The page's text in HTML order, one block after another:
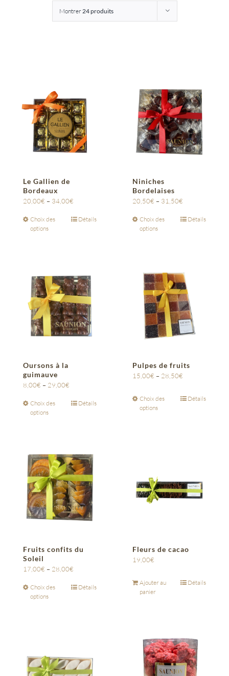
Montrer24 produits
Le Gallien de
Bordeaux
20,00€ – 34,00€
Choix des
options
Détails
Niniches
Bordelaises
20,50€ – 31,50€
Choix des
options
Détails
Oursons à la
guimauve
8,00€ – 29,00€
Choix des
options
Détails
Pulpes de fruits
15,00€ – 28,50€
Choix des
options
Détails
Fruits confits du
Soleil
17,00€ – 28,00€
Choix des
options
Détails
Fleurs de cacao
19,00€
Ajouter au
panier
Détails